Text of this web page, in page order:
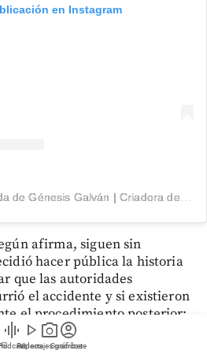
graphic_eq play_arrow
Videos
photo_camera
Reportajes gráficos
account_circle
Suscríbete
en Instagram
Una publicación compartida de Génesis Galván | Criadora de Conteúdo (@genesisgalvan18)
afirma, siguen sin
hacer pública la historia
que las autoridades
el accidente y si existieron
el procedimiento posterior:
es saber la verdad.
qué fue lo que pasó con